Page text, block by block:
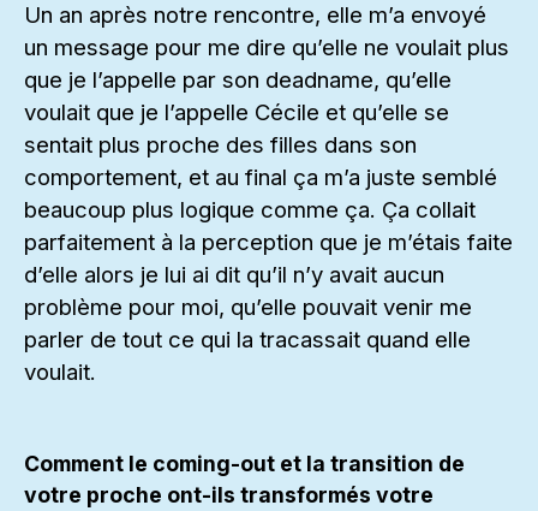
Un an après notre rencontre, elle m’a envoyé
un message pour me dire qu’elle ne voulait plus
que je l’appelle par son deadname, qu’elle
voulait que je l’appelle Cécile et qu’elle se
sentait plus proche des filles dans son
comportement, et au final ça m’a juste semblé
beaucoup plus logique comme ça. Ça collait
parfaitement à la perception que je m’étais faite
d’elle alors je lui ai dit qu’il n’y avait aucun
problème pour moi, qu’elle pouvait venir me
parler de tout ce qui la tracassait quand elle
voulait.
Comment le coming-out et la transition de
votre proche ont-ils transformés votre